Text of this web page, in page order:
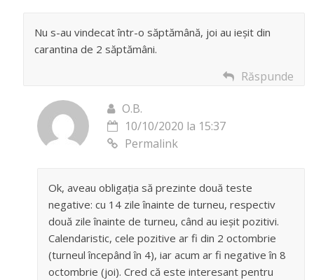
Nu s-au vindecat într-o săptămână, joi au ieșit din
carantina de 2 săptămâni.
Răspunde
O.B.
10/10/2020 la 15:37
Permalink
Ok, aveau obligația să prezinte două teste
negative: cu 14 zile înainte de turneu, respectiv
două zile înainte de turneu, când au ieșit pozitivi.
Calendaristic, cele pozitive ar fi din 2 octombrie
(turneul începând în 4), iar acum ar fi negative în 8
octombrie (joi). Cred că este interesant pentru